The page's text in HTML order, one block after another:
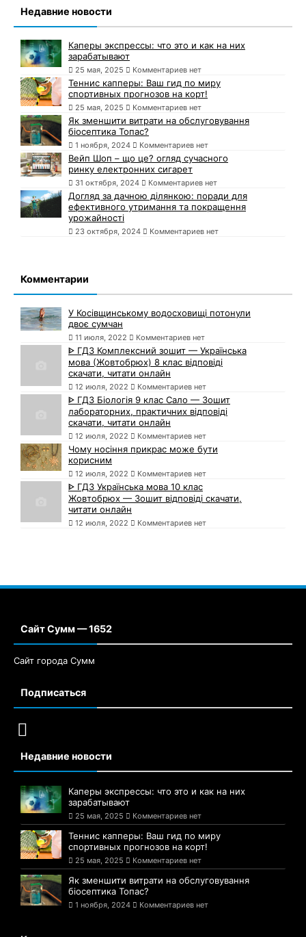
Недавние новости
Каперы экспрессы: что это и как на них
зарабатывают
25 мая, 2025 Комментариев нет
Теннис капперы: Ваш гид по миру
спортивных прогнозов на корт!
25 мая, 2025 Комментариев нет
Як зменшити витрати на обслуговування
біосептика Топас?
1 ноября, 2024 Комментариев нет
Вейп Шоп – що це? огляд сучасного
ринку електронних сигарет
31 октября, 2024 Комментариев нет
Догляд за дачною ділянкою: поради для
ефективного утримання та покращення
урожайності
23 октября, 2024 Комментариев нет
Комментарии
У Косівщинському водосховищі потонули
двоє сумчан
11 июля, 2022 Комментариев нет
ᐈ ГДЗ Комплексний зошит — Українська
мова (Жовтобрюх) 8 клас відповіді
скачати, читати онлайн
12 июля, 2022 Комментариев нет
ᐈ ГДЗ Біологія 9 клас Сало — Зошит
лабораторних, практичних відповіді
скачати, читати онлайн
12 июля, 2022 Комментариев нет
Чому носіння прикрас може бути
корисним
12 июля, 2022 Комментариев нет
ᐈ ГДЗ Українська мова 10 клас
Жовтобрюх — Зошит відповіді скачати,
читати онлайн
12 июля, 2022 Комментариев нет
Сайт Сумм — 1652
Сайт города Сумм
Подписаться
Недавние новости
Каперы экспрессы: что это и как на них
зарабатывают
25 мая, 2025 Комментариев нет
Теннис капперы: Ваш гид по миру
спортивных прогнозов на корт!
25 мая, 2025 Комментариев нет
Як зменшити витрати на обслуговування
біосептика Топас?
1 ноября, 2024 Комментариев нет